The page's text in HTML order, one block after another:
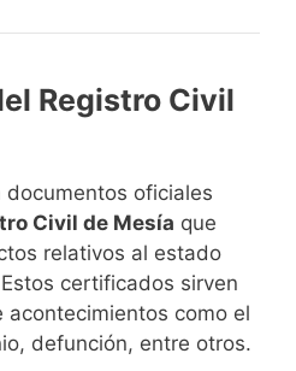
Registro Civil
documentos oficiales
Civil de Mesía que
relativos al estado
certificados sirven
acontecimientos como el
defunción, entre otros.